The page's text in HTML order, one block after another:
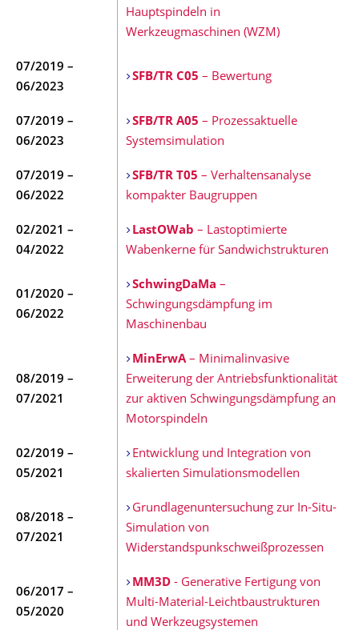
Hauptspindeln in
Werkzeugmaschinen (WZM)
07/2019 –
06/2023
SFB/TR C05 – Bewertung
07/2019 –
06/2023
SFB/TR A05 – Prozessaktuelle
Systemsimulation
07/2019 –
06/2022
SFB/TR T05 – Verhaltensanalyse
kompakter Baugruppen
02/2021 –
04/2022
LastOWab – Lastoptimierte
Wabenkerne für Sandwichstrukturen
01/2020 –
06/2022
SchwingDaMa –
Schwingungsdämpfung im
Maschinenbau
08/2019 –
07/2021
MinErwA – Minimalinvasive
Erweiterung der Antriebsfunktionalität
zur aktiven Schwingungsdämpfung an
Motorspindeln
02/2019 –
05/2021
Entwicklung und Integration von
skalierten Simulationsmodellen
08/2018 –
07/2021
Grundlagenuntersuchung zur In-Situ-
Simulation von
Widerstandspunkschweißprozessen
06/2017 –
05/2020
MM3D - Generative Fertigung von
Multi-Material-Leichtbaustrukturen
und Werkzeugsystemen